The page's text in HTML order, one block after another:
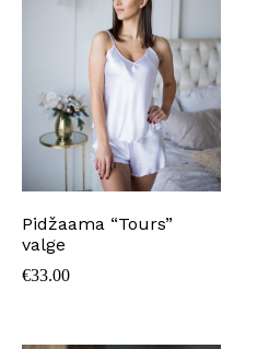
Pidžaama “Tours”
valge
€33.00